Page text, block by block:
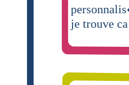
je trouve